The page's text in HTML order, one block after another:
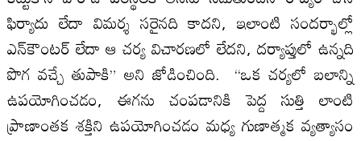
ఫిర్యాదు లేదా విమర్శ సరైనది కాదని, ఇలాంటి సందర్భాల్లో
ఎన్‌కౌంటర్ లేదా ఆ చర్య విచారణలో లేదని, దర్యాప్తులో ఉన్నది
పొగ వచ్చే తుపాకి” అని జోడించింది. “ఒక చర్యలో బలాన్ని
ఉపయోగించడం, ఈగను చంపడానికి పెద్ద సుత్తి లాంటి
ప్రాణాంతక శక్తిని ఉపయోగించడం మధ్య గుణాత్మక వ్యత్యాసం